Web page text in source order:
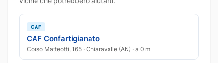
CAF
CAF Confartigianato
Corso Matteotti, 165 · Chiaravalle (AN) · a 0 m